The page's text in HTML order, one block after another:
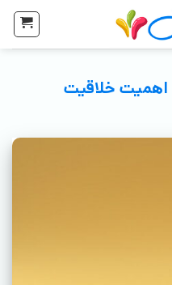
اهمیت خلاقیت